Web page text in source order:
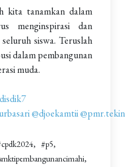
kita tanamkan dalam
menginspirasi dan
siswa. Teruslah
dalam pembangunan
muda.
@djoekamtii
#p5